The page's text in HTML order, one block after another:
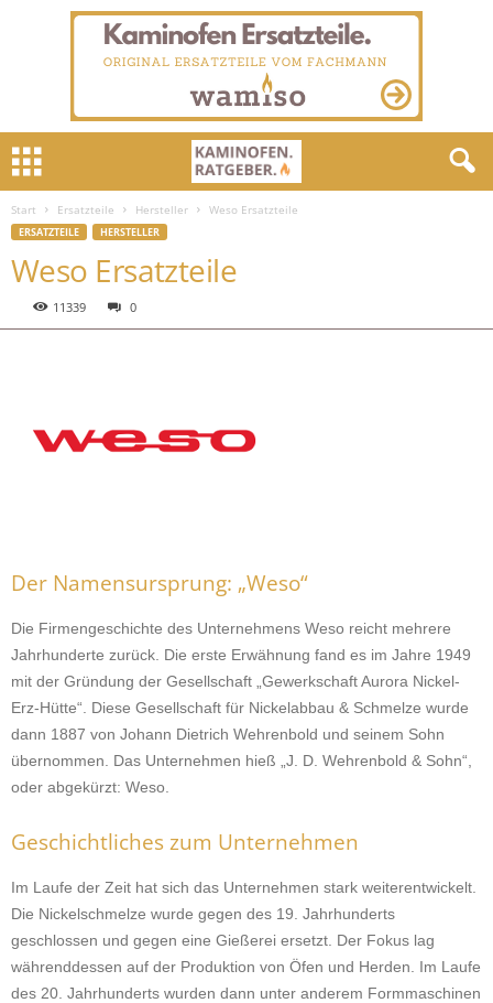
Start Ersatzteile Hersteller Weso Ersatzteile
ERSATZTEILE HERSTELLER
Weso Ersatzteile
11339 0
Der Namensursprung: „Weso“
Die Firmengeschichte des Unternehmens Weso reicht mehrere
Jahrhunderte zurück. Die erste Erwähnung fand es im Jahre 1949
mit der Gründung der Gesellschaft „Gewerkschaft Aurora Nickel-
Erz-Hütte“. Diese Gesellschaft für Nickelabbau & Schmelze wurde
dann 1887 von Johann Dietrich Wehrenbold und seinem Sohn
übernommen. Das Unternehmen hieß „J. D. Wehrenbold & Sohn“,
oder abgekürzt: Weso.
Geschichtliches zum Unternehmen
Im Laufe der Zeit hat sich das Unternehmen stark weiterentwickelt.
Die Nickelschmelze wurde gegen des 19. Jahrhunderts
geschlossen und gegen eine Gießerei ersetzt. Der Fokus lag
währenddessen auf der Produktion von Öfen und Herden. Im Laufe
des 20. Jahrhunderts wurden dann unter anderem Formmaschinen